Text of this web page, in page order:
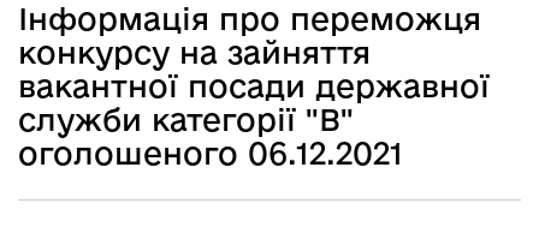
Інформація про переможця
конкурсу на зайняття
вакантної посади державної
служби категорії "В"
оголошеного 06.12.2021